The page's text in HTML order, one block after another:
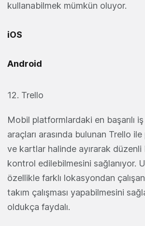
kullanabilmek mümkün oluyor.
iOS
Android
12. Trello
Mobil platformlardaki en başarılı
araçları arasında bulunan Trello
ve kartlar halinde ayırarak düzenli
kontrol edilebilmesini sağlanıyor.
özellikle farklı lokasyondan
takım çalışması yapabilmesini
oldukça faydalı.